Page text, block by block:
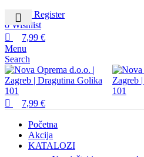
Login / Register
0 Wishlist
7,99 €
Menu
Search
7,99 €
Početna
Akcija
KATALOZI